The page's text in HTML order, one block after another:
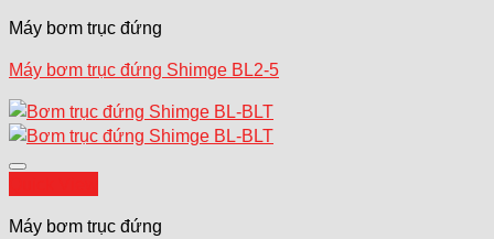
Máy bơm trục đứng
Máy bơm trục đứng Shimge BL2-5
Máy bơm trục đứng